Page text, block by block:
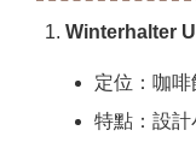
Winterhalter
定位：咖
特點：設